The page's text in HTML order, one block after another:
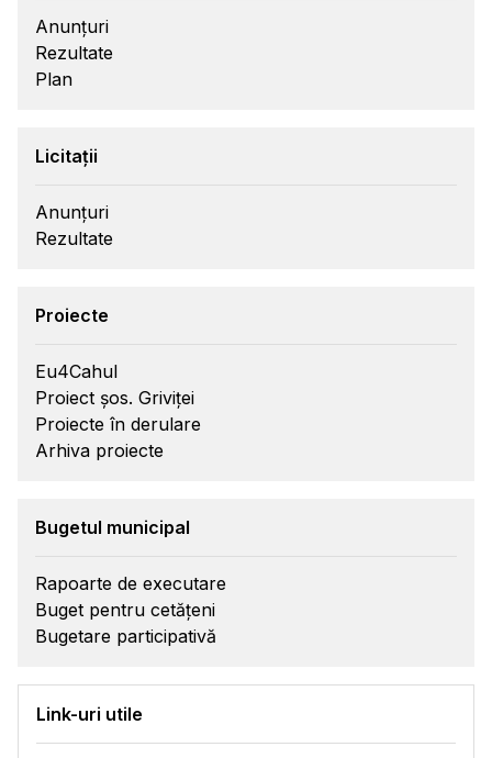
Anunțuri
Rezultate
Plan
Licitații
Anunțuri
Rezultate
Proiecte
Eu4Cahul
Proiect șos. Griviței
Proiecte în derulare
Arhiva proiecte
Bugetul municipal
Rapoarte de executare
Buget pentru cetățeni
Bugetare participativă
Link-uri utile